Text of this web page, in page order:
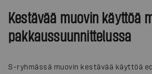
Kestävää muovin käyttöä
pakkaussuunnittelussa
S-ryhmässä muovin kestävää käyttöä